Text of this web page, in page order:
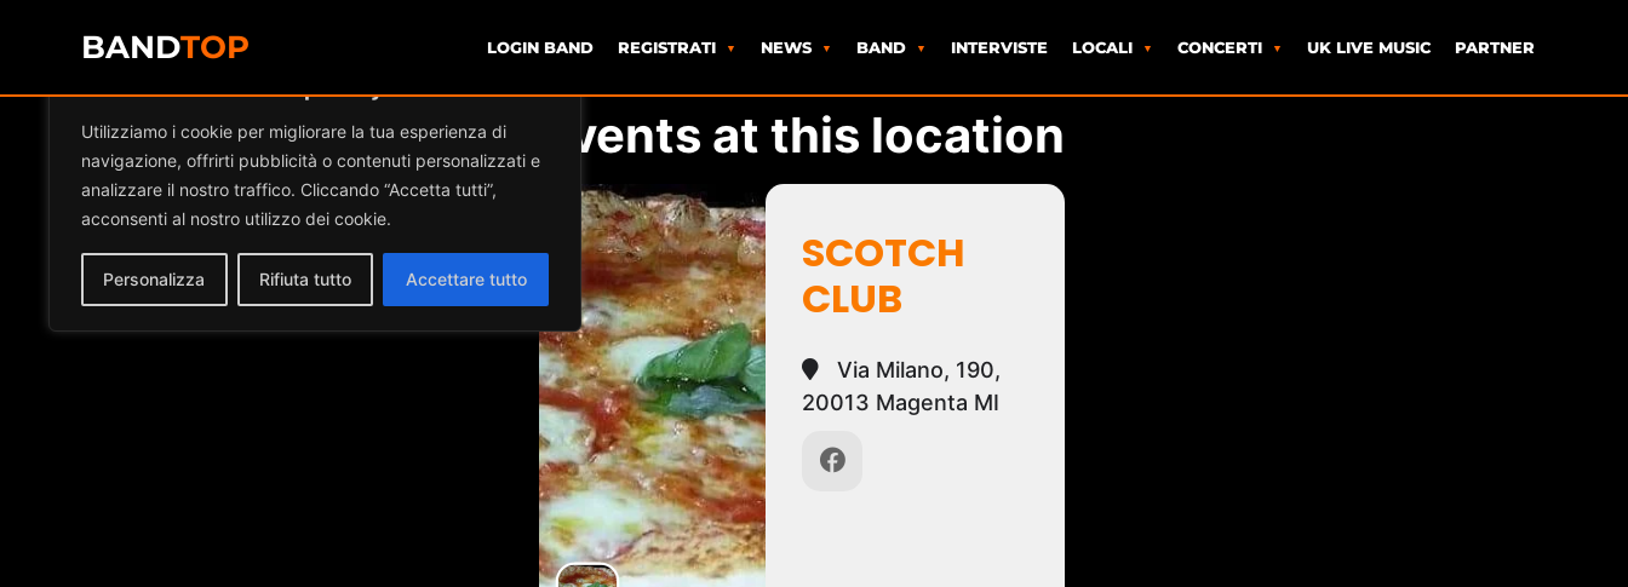
Utilizziamo i cookie per migliorare la tua esperienza di
navigazione, offrirti pubblicità o contenuti personalizzati e
analizzare il nostro traffico. Cliccando “Accetta tutti”,
acconsenti al nostro utilizzo dei cookie.
Personalizza Rifiuta tutto Accettare tutto
BANDTOP LOGIN BAND REGISTRATI NEWS BAND INTERVISTE LOCALI CONCERTI UK LIVE MUSIC PARTNER
Events at this location
SCOTCH
CLUB
Via Milano, 190,
20013 Magenta MI